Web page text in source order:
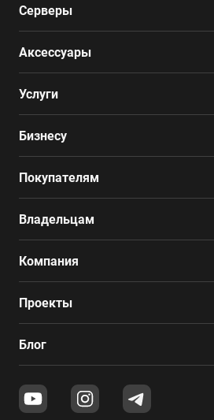
Серверы
Аксессуары
Услуги
Бизнесу
Покупателям
Владельцам
Компания
Проекты
Блог